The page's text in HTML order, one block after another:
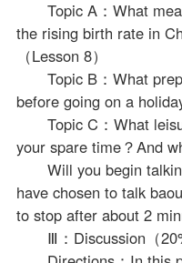
Topic A：What
the rising birth rate in
（Lesson 8）
Topic B：What
before going on a
Topic C：What
your spare time？And
Will you begin
have chosen to talk
to stop after about 2
Ⅲ：Discussion（